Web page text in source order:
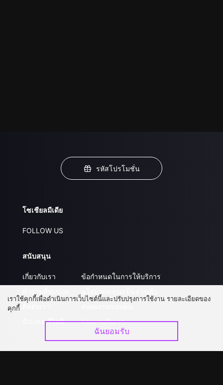
รหัสโปรโมชั่น
โซเชียลมีเดีย
FOLLOW US
สนับสนุน
เกี่ยวกับเรา
อัปเกรด วีไอพี
ข้อกำหนดในการให้บริการ
ร่วมงานกับเรา
เราใช้คุกกี้เพื่อดำเนินการเว็บไซต์นี้และปรับปรุงการใช้งาน รายละเอียดของ
คุกกี้
ฉันยอมรับ